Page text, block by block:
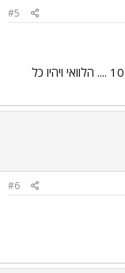
#5
לברי המקסים... חתמתי...ואני חושבת שאתה 10 .... הלוואי ויהיו כל
#6